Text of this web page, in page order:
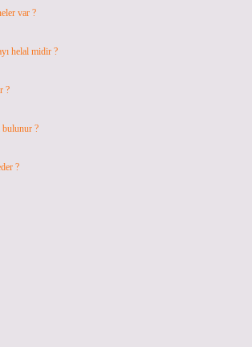
var ?
helal midir ?
?
bulunur ?
?